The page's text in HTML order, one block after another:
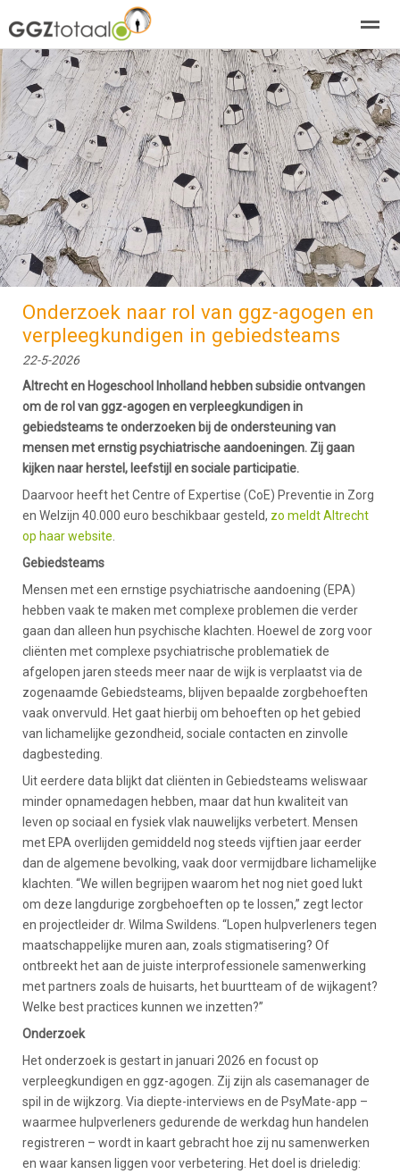
over GGZTotaal abonneren agenda adverteren E-
Home Nieuws Zoeken Pagina's E-
Onderzoek naar rol van ggz-agogen en
verpleegkundigen in gebiedsteams
22-5-2026
Altrecht en Hogeschool Inholland hebben subsidie ontvangen
om de rol van ggz-agogen en verpleegkundigen in
gebiedsteams te onderzoeken bij de ondersteuning van
mensen met ernstig psychiatrische aandoeningen. Zij gaan
kijken naar herstel, leefstijl en sociale participatie.
Daarvoor heeft het Centre of Expertise (CoE) Preventie in Zorg
en Welzijn 40.000 euro beschikbaar gesteld, zo meldt Altrecht
op haar website
Gebiedsteams
Mensen met een ernstige psychiatrische aandoening (EPA)
hebben vaak te maken met complexe problemen die verder
gaan dan alleen hun psychische klachten. Hoewel de zorg voor
cliënten met complexe psychiatrische problematiek de
afgelopen jaren steeds meer naar de wijk is verplaatst via de
zogenaamde Gebiedsteams, blijven bepaalde zorgbehoeften
vaak onvervuld. Het gaat hierbij om behoeften op het gebied
van lichamelijke gezondheid, sociale contacten en zinvolle
dagbesteding.
Uit eerdere data blijkt dat cliënten in Gebiedsteams weliswaar
minder opnamedagen hebben, maar dat hun kwaliteit van
leven op sociaal en fysiek vlak nauwelijks verbetert. Mensen
met EPA overlijden gemiddeld nog steeds vijftien jaar eerder
dan de algemene bevolking, vaak door vermijdbare lichamelijke
klachten. “We willen begrijpen waarom het nog niet goed lukt
om deze langdurige zorgbehoeften op te lossen,” zegt lector
en projectleider dr. Wilma Swildens. “Lopen hulpverleners tegen
maatschappelijke muren aan, zoals stigmatisering? Of
ontbreekt het aan de juiste interprofessionele samenwerking
met partners zoals de huisarts, het buurtteam of de wijkagent?
Welke best practices kunnen we inzetten?”
Onderzoek
Het onderzoek is gestart in januari 2026 en focust op
verpleegkundigen en ggz-agogen. Zij zijn als casemanager de
spil in de wijkzorg. Via diepte-interviews en de PsyMate-app –
waarmee hulpverleners gedurende de werkdag hun handelen
registreren – wordt in kaart gebracht hoe zij nu samenwerken
en waar kansen liggen voor verbetering. Het doel is drieledig: